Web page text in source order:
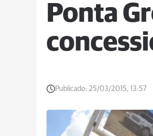
Ponta
Publicado: 25/03/2015, 13:57